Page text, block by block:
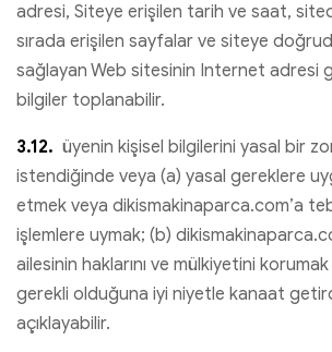
adresi, Siteye erişilen tarih ve saat,
sırada erişilen sayfalar ve siteye
sağlayan Web sitesinin Internet adresi
bilgiler toplanabilir.
3.12. üyenin kişisel bilgilerini yasal bir
istendiğinde veya (a) yasal gereklere
etmek veya dikismakinaparca.com’a
işlemlere uymak; (b)
ailesinin haklarını ve mülkiyetini
gerekli olduğuna iyi niyetle kanaat
açıklayabilir.